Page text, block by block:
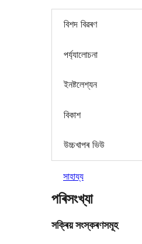
বিশদ বিৱৰণ
পৰ্য্যালোচনা
ইনষ্টলেশ্যন
বিকাশ
উচ্চখাপৰ ভিউ
সাহায্য
পৰিসংখ্যা
সক্ৰিয় সংস্কৰণসমূহ